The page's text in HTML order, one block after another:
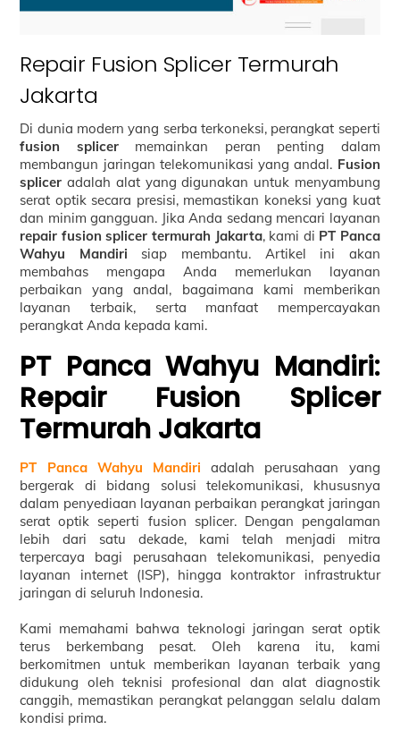
Repair Fusion Splicer Termurah
Jakarta
Di dunia modern yang serba terkoneksi, perangkat seperti
fusion splicermemainkan peran penting dalam
membangun jaringan telekomunikasi yang andal. Fusion
splicer adalah alat yang digunakan untuk menyambung
serat optik secara presisi, memastikan koneksi yang kuat
dan minim gangguan. Jika Anda sedang mencari layanan
repair fusion splicer termurah Jakarta, kami di PT Panca
Wahyu Mandiri siap membantu. Artikel ini akan
membahas mengapa Anda memerlukan layanan
perbaikan yang andal, bagaimana kami memberikan
layanan terbaik, serta manfaat mempercayakan
perangkat Anda kepada kami.
PT Panca Wahyu Mandiri:
Repair Fusion Splicer
Termurah Jakarta
PT Panca Wahyu Mandiri adalah perusahaan yang
bergerak di bidang solusi telekomunikasi, khususnya
dalam penyediaan layanan perbaikan perangkat jaringan
serat optik seperti fusion splicer. Dengan pengalaman
lebih dari satu dekade, kami telah menjadi mitra
terpercaya bagi perusahaan telekomunikasi, penyedia
layanan internet (ISP), hingga kontraktor infrastruktur
jaringan di seluruh Indonesia.
Kami memahami bahwa teknologi jaringan serat optik
terus berkembang pesat. Oleh karena itu, kami
berkomitmen untuk memberikan layanan terbaik yang
didukung oleh teknisi profesional dan alat diagnostik
canggih, memastikan perangkat pelanggan selalu dalam
kondisi prima.